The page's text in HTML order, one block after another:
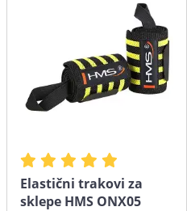
Elastični trakovi za
sklepe HMS ONX05